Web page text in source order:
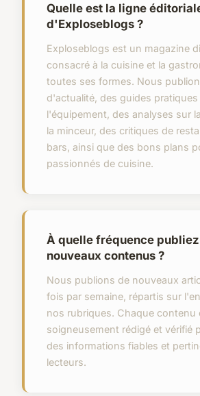
Quelle est la ligne
d'Exploseblogs ?
Exploseblogs est un magazine
consacré à la cuisine et la
toutes ses formes. Nous
d'actualité, des guides
l'équipement, des analyses sur
la minceur, des critiques de
bars, ainsi que des bons plans
passionnés de cuisine.
À quelle fréquence
nouveaux contenus ?
Nous publions de nouveaux
fois par semaine, répartis sur
nos rubriques. Chaque contenu
soigneusement rédigé et vérifié
des informations fiables et
lecteurs.